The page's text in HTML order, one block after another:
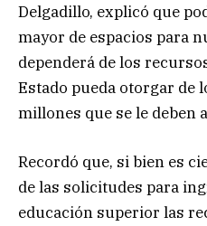
Delgadillo, explicó que
mayor de espacios para
dependerá de los
Estado pueda otorgar de
millones que se le deben
Recordó que, si bien es
de las solicitudes para
educación superior las